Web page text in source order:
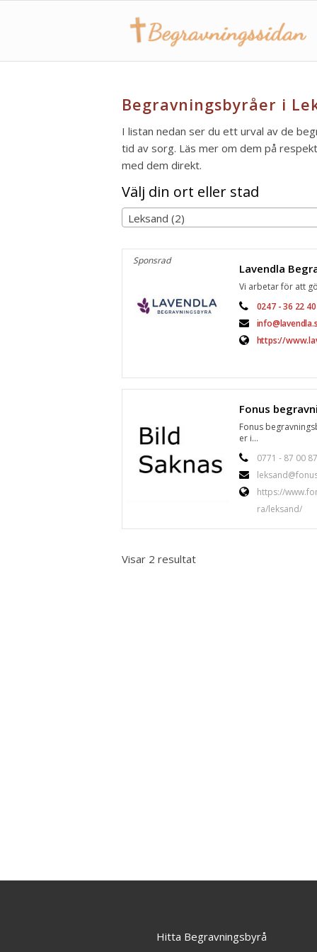
Begravningsbyråer i
I listan nedan ser du ett urval av de
tid av sorg. Läs mer om dem på
med dem direkt.
Välj din ort eller stad
Leksand (2)
Sponsrad
Vi arbetar för att
0247 - 36 22 40
https://
Fonus
er i...
0771 - 87 00 87
https://
ra/leksand/
Visar 2 resultat
Hitta Begravningsbyrå